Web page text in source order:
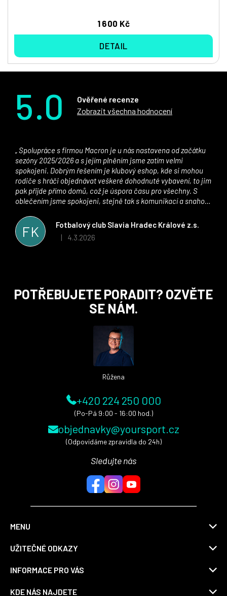
1 600 Kč
DETAIL
5.0
Ověřené recenze
Zobrazit všechna hodnocení
FK
Fotbalový club Slavia Hradec Králové z.s.
Hodnocení obchodu je 5 z 5 hvězdiček.
| 4.3.2026
sezóny 2025/2026 a s jejím plněním jsme zatím velmi
spokojeni. Dobrým řešením je klubový eshop, kde si mohou
rodiče s hráči objednávat veškeré dohodnuté vybavení, to jim
pak přijde přímo domů, což je úspora času pro všechny. S
oblečením jsme spokojeni, stejně tak s komunikací a snahou
stran. Věříme, že v tomto duchu bude spolupráce pokračovat
i nadále, nyní už začínáme řešit i první sady dresů ;)
POTŘEBUJETE PORADIT? OZVĚTE
SE NÁM.
Růžena
+420 224 250 000
(Po-Pá 9:00 - 16:00 hod.)
objednavky@yoursport.cz
(Odpovídáme zpravidla do 24h)
Sledujte nás
MENU
UŽITEČNÉ ODKAZY
INFORMACE PRO VÁS
KDE NÁS NAJDETE